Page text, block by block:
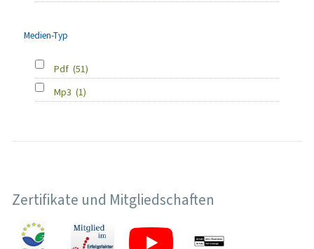
Medien-Typ
Pdf (51)
Mp3 (1)
Zertifikate und Mitgliedschaften